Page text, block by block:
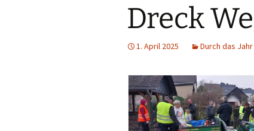
Dreck
1. April 2025 Durch das Jahr